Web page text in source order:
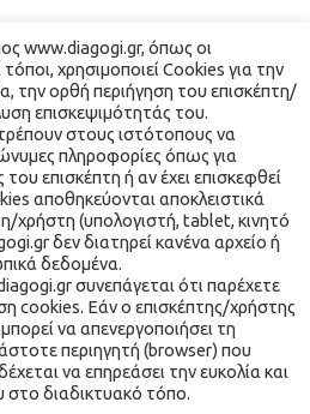
consectetur adipisicing
incidunt quas iusto eos
reprehenderit nemo alias
doloribus cupiditate
RESERVED. WEBSITE MADE
www.diagogi.gr, όπως οι
χρησιμοποιεί Cookies για την
την ορθή περιήγηση του επισκέπτη/
επισκεψιμότητάς του.
στους ιστότοπους να
πληροφορίες όπως για
επισκέπτη ή αν έχει επισκεφθεί
αποθηκεύονται αποκλειστικά
χρήστη (υπολογιστή, tablet, κινητό
δεν διατηρεί κανένα αρχείο ή
δεδομένα.
συνεπάγεται ότι παρέχετε
cookies. Εάν ο επισκέπτης/χρήστης
να απενεργοποιήσει τη
περιηγητή (browser) που
να επηρεάσει την ευκολία και
στο διαδικτυακό τόπο.